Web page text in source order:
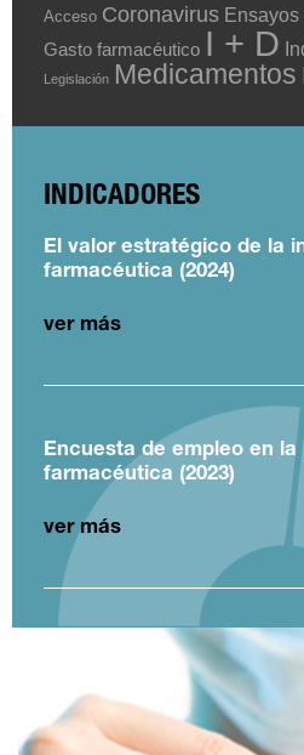
Acceso Coronavirus
Gasto farmacéutico I + D
Legislación Medicamentos
INDICADORES
El valor estratégico de la
farmacéutica (2024)
ver más
Encuesta de empleo en la
farmacéutica (2023)
ver más